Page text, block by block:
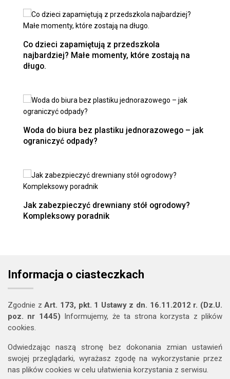
Co dzieci zapamiętują z przedszkola
najbardziej? Małe momenty, które zostają na
długo.
Woda do biura bez plastiku jednorazowego – jak
ograniczyć odpady?
Jak zabezpieczyć drewniany stół ogrodowy?
Kompleksowy poradnik
Informacja o ciasteczkach
Zgodnie zArt. 173, pkt. 1 Ustawy z dn. 16.11.2012 r. (Dz.U.
poz. nr 1445) Informujemy, że ta strona korzysta z plików
cookies.
Odwiedzając naszą stronę bez dokonania zmian ustawień
swojej przeglądarki, wyrażasz zgodę na wykorzystanie przez
nas plików cookies w celu ułatwienia korzystania z serwisu.